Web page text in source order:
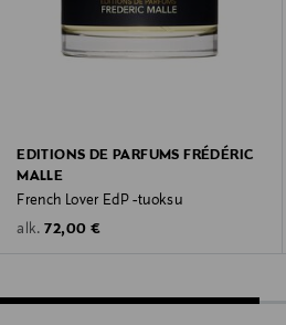
EDITIONS DE PARFUMS FRÉDÉRIC
MALLE
French Lover EdP -tuoksu
alk. Original Price
72,00 €